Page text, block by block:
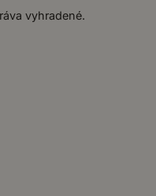
vyhradené.